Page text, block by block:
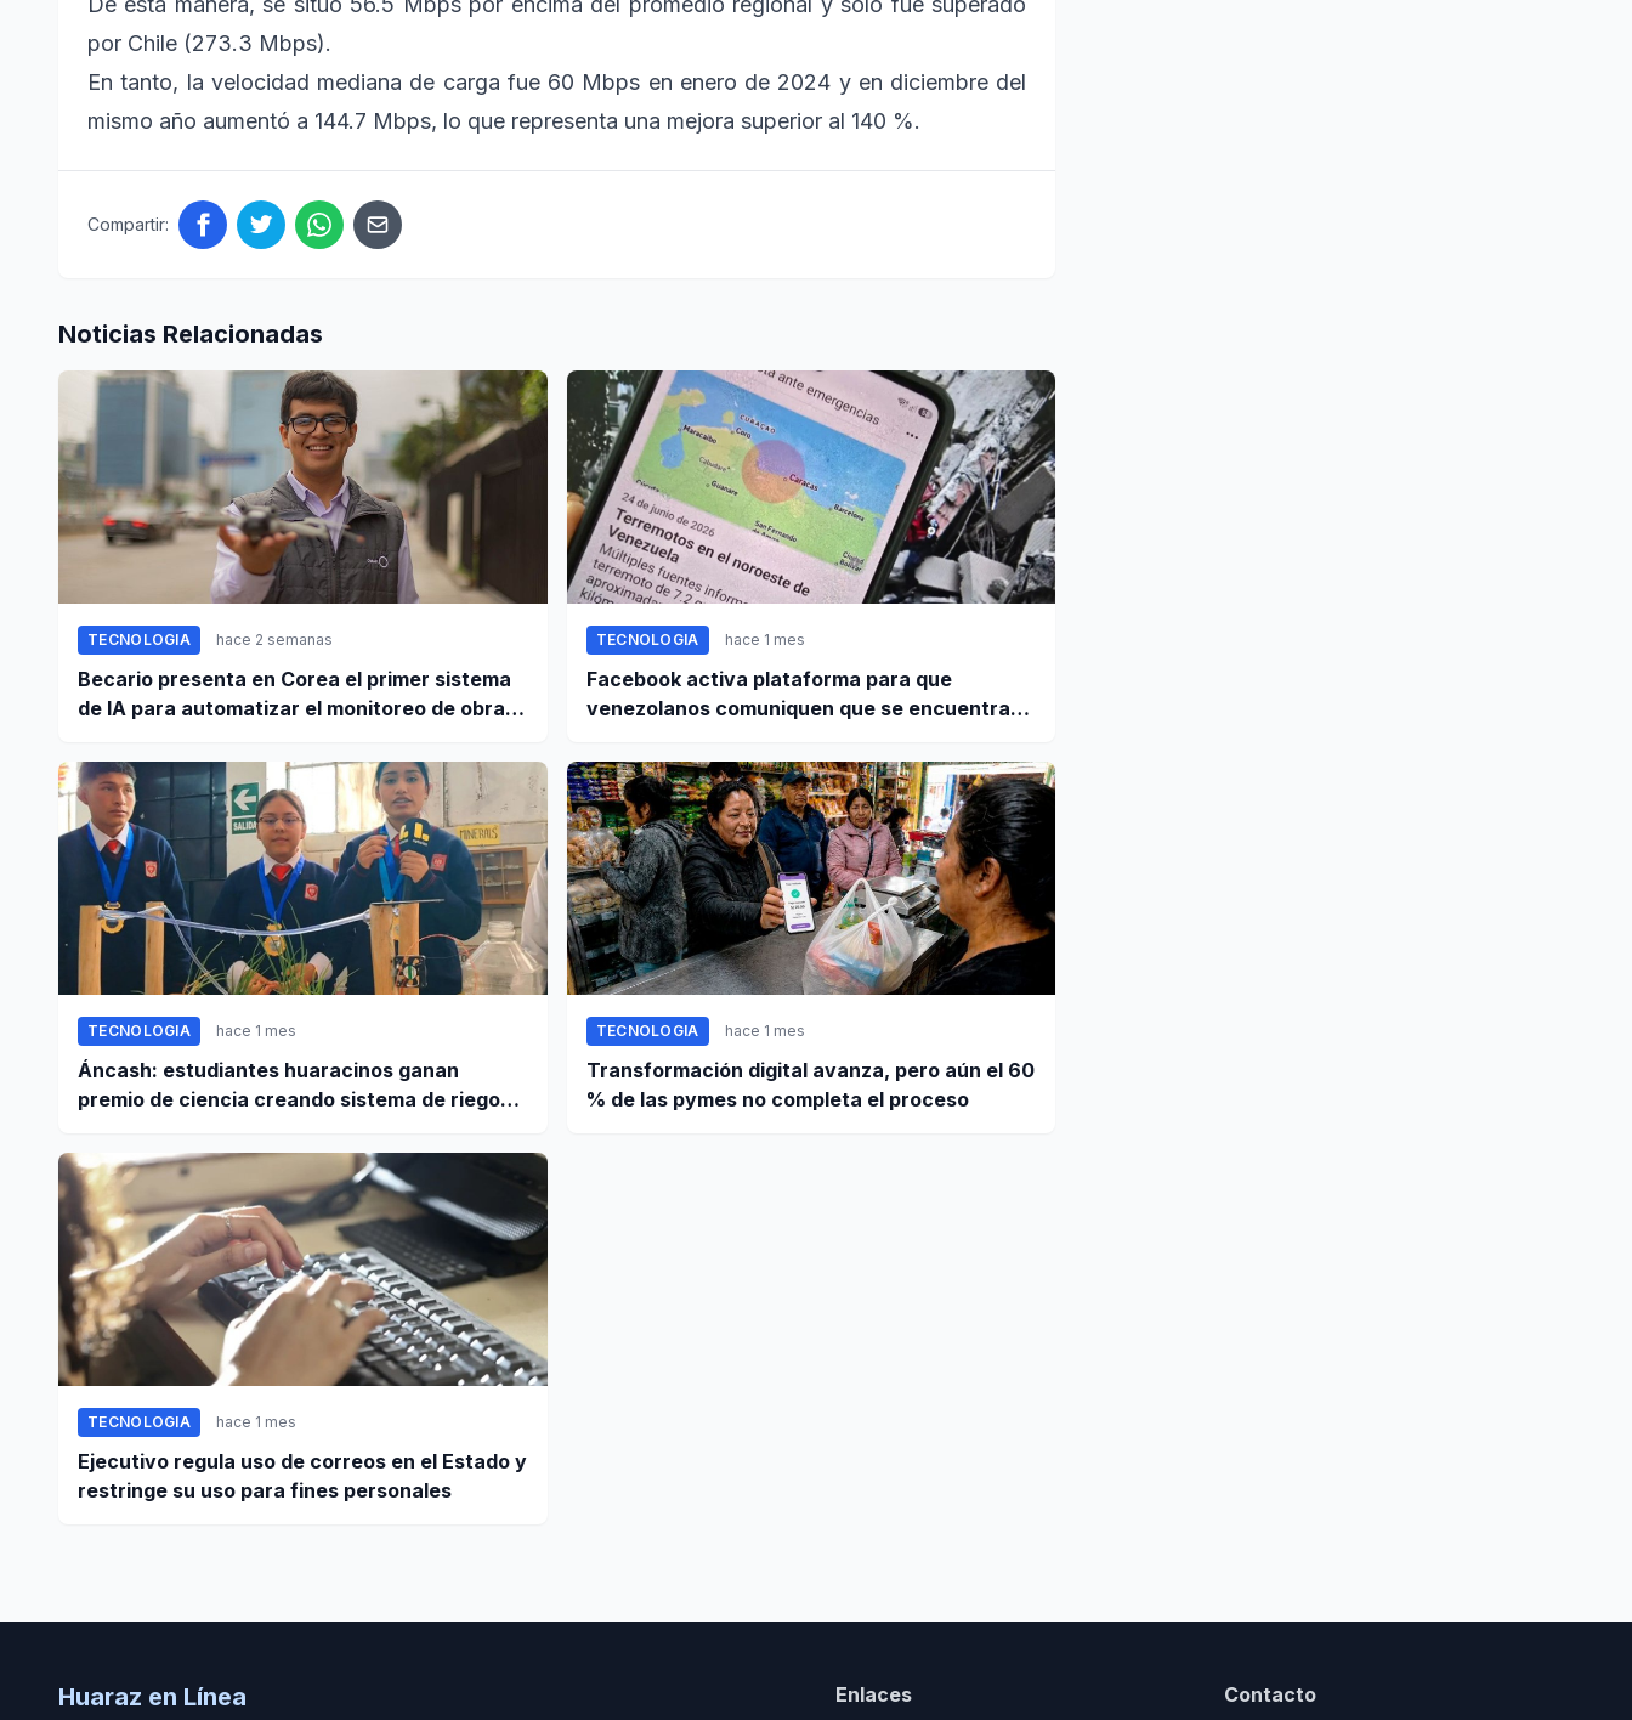
por Chile (273.3 Mbps).
En tanto, la velocidad mediana de carga fue 60 Mbps en enero de 2024 y en diciembre del
mismo año aumentó a 144.7 Mbps, lo que representa una mejora superior al 140 %.
Compartir:
Noticias Relacionadas
TECNOLOGIA hace 2 semanas
Becario presenta en Corea el primer sistema
de IA para automatizar el monitoreo de obras
TECNOLOGIA hace 1 mes
Facebook activa plataforma para que
venezolanos comuniquen que se encuentran
TECNOLOGIA hace 1 mes
Áncash: estudiantes huaracinos ganan
premio de ciencia creando sistema de riego
TECNOLOGIA hace 1 mes
Transformación digital avanza, pero aún el 60
% de las pymes no completa el proceso
TECNOLOGIA hace 1 mes
Ejecutivo regula uso de correos en el Estado y
restringe su uso para fines personales
Huaraz en Línea Enlaces Contacto